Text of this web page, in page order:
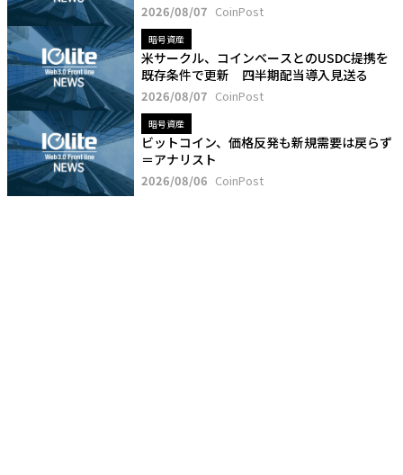
2026/08/07 CoinPost
暗号資産
米サークル、コインベースとのUSDC提携を
既存条件で更新 四半期配当導入見送る
2026/08/07 CoinPost
暗号資産
ビットコイン、価格反発も新規需要は戻らず
＝アナリスト
2026/08/06 CoinPost